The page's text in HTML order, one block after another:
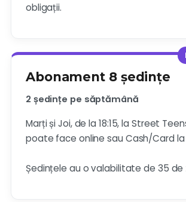
obligații.
Abonament 8 ședințe
2 ședințe pe săptămână
Marți și Joi, de la 18:15, la Street
poate face online sau Cash/Card
Ședințele au o valabilitate de 35 de